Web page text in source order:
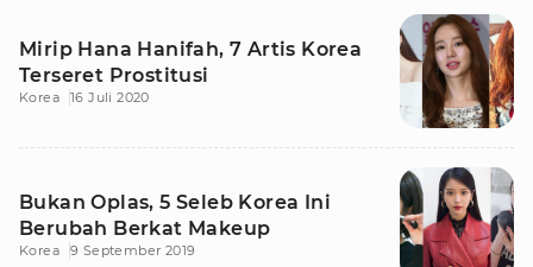
Mirip Hana Hanifah, 7 Artis Korea
Terseret Prostitusi
Korea 16 Juli 2020
Bukan Oplas, 5 Seleb Korea Ini
Berubah Berkat Makeup
Korea 9 September 2019